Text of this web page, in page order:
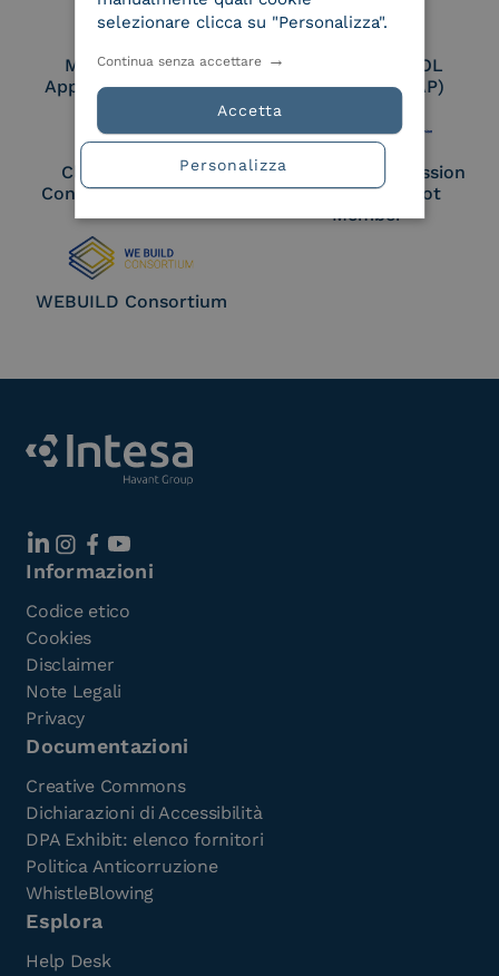
Membro Adobe
Approved Trust List
Certified PEPPOL
Access Point (AP)
Cloud Signature
Consortium Member
European Commission
Large Scale Pilot
Member
WEBUILD Consortium
Informazioni
Codice etico
Cookies
Disclaimer
Note Legali
Privacy
Documentazioni
Creative Commons
Dichiarazioni di Accessibilità
DPA Exhibit: elenco fornitori
Politica Anticorruzione
WhistleBlowing
Esplora
Help Desk
selezionare clicca su "Personalizza".
Accetta
Continua senza accettare
Personalizza